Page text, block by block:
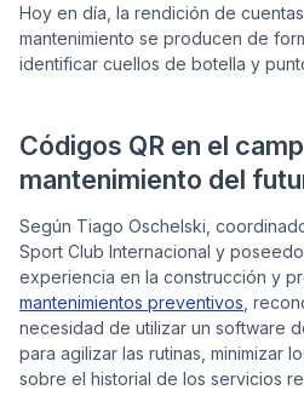
Hoy en día, la rendición de
mantenimiento se producen de
identificar cuellos de botella y
Códigos QR en el
mantenimiento del
Según Tiago Oschelski,
Sport Club Internacional y
experiencia en la construcción y
mantenimientos preventivos ,
necesidad de utilizar un software
para agilizar las rutinas, minimizar
sobre el historial de los servicios